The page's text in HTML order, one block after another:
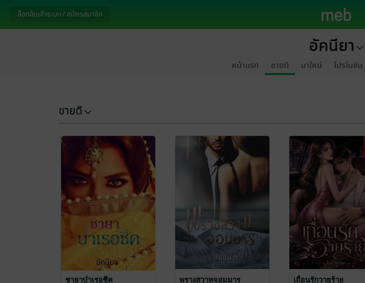
ล็อกอินเข้าระบบ / สมัครสมาชิก
อัคนียา
หน้าแรก ขายดี มาใหม่ โปรโมชัน
ขายดี
ชายาบำเรอชีค พรางสวาทจอมมาร เถื่อนรักวายร้าย